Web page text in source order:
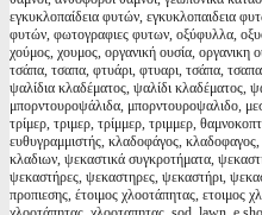
εγκυκλοπαίδεια φυτών, εγκυκλοπαιδεια
φυτών, φωτογραφιες φυτων, οξύφυλλα,
χούμος, χουμος, οργανική ουσία,
τσάπα, τσαπα, φτυάρι, φτυαρι, τσάπα,
ψαλίδια κλαδέματος, ψαλίδι κλαδέματος,
μπορντουροψάλιδα, μπορντουροψαλιδο,
τρίμερ, τριμερ, τρίμμερ, τριμμερ,
ευθυγραμμιστής, κλαδοφάγος,
κλαδιων, ψεκαστικά συγκροτήματα,
ψεκαστήρες, ψεκαστηρες, ψεκαστήρι,
προπιεσης, έτοιμος χλοοτάπητας, ετοιμος